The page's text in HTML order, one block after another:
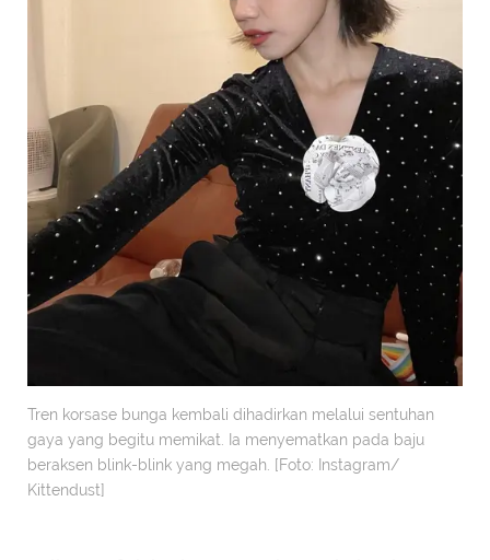
Tren korsase bunga kembali dihadirkan melalui sentuhan
gaya yang begitu memikat. Ia menyematkan pada baju
beraksen blink-blink yang megah. [Foto: Instagram/
Kittendust]